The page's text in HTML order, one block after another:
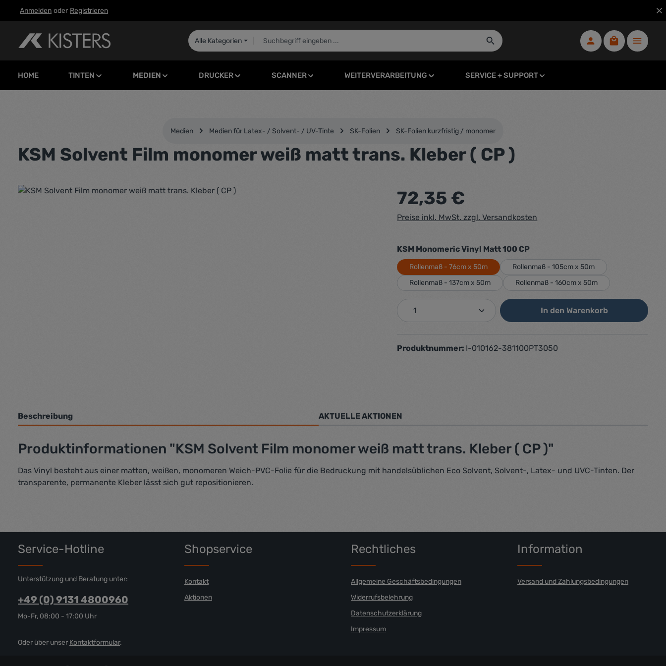
Hauptinhalt springen
Zur Suche springen
Zur Hauptnavigation springen
Anmelden oder Registrieren
Alle Kategorien
Warenkorb
HOME TINTEN MEDIEN DRUCKER SCANNER WEITERVERARBEITUNG SERVICE + SUPPORT
Medien Medien für Latex- / Solvent- / UV-Tinte SK-Folien SK-Folien kurzfristig / monomer
KSM Solvent Film monomer weiß matt trans. Kleber ( CP )
Bildergalerie überspringen Regulärer Preis:
72,35 €
Preise inkl. MwSt. zzgl. Versandkosten
KSM Monomeric Vinyl Matt 100 CPauswählen
Rollenmaß - 76cm x 50m
Rollenmaß - 105cm x 50m
Rollenmaß - 137cm x 50m
Rollenmaß - 160cm x 50m
Produkt Anzahl: Gib den gewünschten Wert ein
In den Warenkorb
Produktnummer: I-010162-381100PT3050
Beschreibung AKTUELLE AKTIONEN
Produktinformationen "KSM Solvent Film monomer weiß matt trans. Kleber ( CP )"
Das Vinyl besteht aus einer matten, weißen, monomeren Weich-PVC-Folie für die Bedruckung mit handelsüblichen Eco Solvent, Solvent-, Latex- und UVC-Tinten. Der
transparente, permanente Kleber lässt sich gut repositionieren.
Service-Hotline
Unterstützung und Beratung unter:
+49 (0) 9131 4800960
Mo-Fr, 08:00 - 17:00 Uhr
Oder über unser Kontaktformular.
Shopservice
Kontakt
Aktionen
Rechtliches
Allgemeine Geschäftsbedingungen
Widerrufsbelehrung
Datenschutzerklärung
Impressum
Information
Versand und Zahlungsbedingungen